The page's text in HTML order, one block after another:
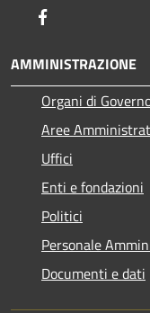
AMMINISTRAZIONE
Organi di
Aree
Uffici
Enti e fondazioni
Politici
Personale
Documenti e dati